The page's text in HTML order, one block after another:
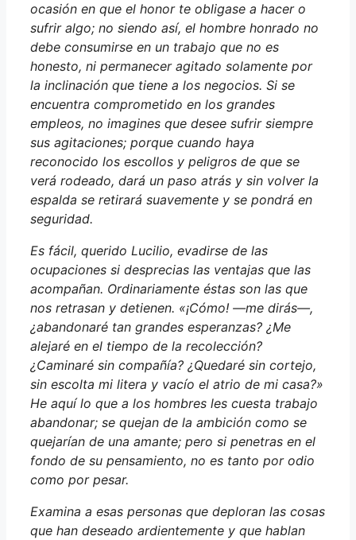
ocasión en que el honor te obligase a hacer o
sufrir algo; no siendo así, el hombre honrado no
debe consumirse en un trabajo que no es
honesto, ni permanecer agitado solamente por
la inclinación que tiene a los negocios. Si se
encuentra comprometido en los grandes
empleos, no imagines que desee sufrir siempre
sus agitaciones; porque cuando haya
reconocido los escollos y peligros de que se
verá rodeado, dará un paso atrás y sin volver la
espalda se retirará suavemente y se pondrá en
seguridad.
Es fácil, querido Lucilio, evadirse de las
ocupaciones si desprecias las ventajas que las
acompañan. Ordinariamente éstas son las que
nos retrasan y detienen. «¡Cómo! —me dirás—,
¿abandonaré tan grandes esperanzas? ¿Me
alejaré en el tiempo de la recolección?
¿Caminaré sin compañía? ¿Quedaré sin cortejo,
sin escolta mi litera y vacío el atrio de mi casa?»
He aquí lo que a los hombres les cuesta trabajo
abandonar; se quejan de la ambición como se
quejarían de una amante; pero si penetras en el
fondo de su pensamiento, no es tanto por odio
como por pesar.
Examina a esas personas que deploran las cosas
que han deseado ardientemente y que hablan